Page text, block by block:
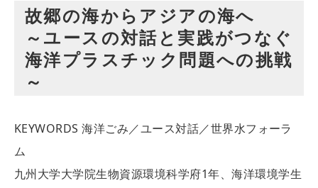
故郷の海からアジアの海へ
～ユースの対話と実践がつなぐ
海洋プラスチック問題への挑戦
～
KEYWORDS 海洋ごみ／ユース対話／世界水フォーラ
ム
九州大学大学院生物資源環境科学府1年、海洋環境学生